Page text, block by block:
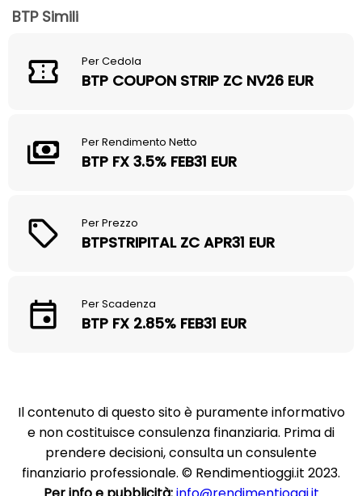
BTP Simili
Per Cedola
BTP COUPON STRIP ZC NV26 EUR
Per Rendimento Netto
BTP FX 3.5% FEB31 EUR
Per Prezzo
BTPSTRIPITAL ZC APR31 EUR
Per Scadenza
BTP FX 2.85% FEB31 EUR
Il contenuto di questo sito è puramente informativo
e non costituisce consulenza finanziaria. Prima di
prendere decisioni, consulta un consulente
finanziario professionale. © Rendimentioggi.it 2023.